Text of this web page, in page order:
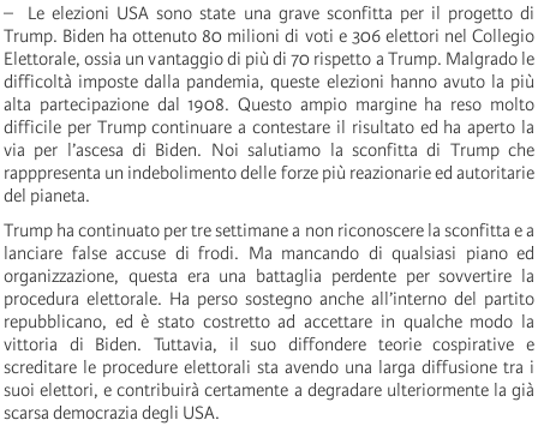
– Le elezioni USA sono state una grave sconfitta per il progetto di
Trump. Biden ha ottenuto 80 milioni di voti e 306 elettori nel Collegio
Elettorale, ossia un vantaggio di più di 70 rispetto a Trump. Malgrado le
difficoltà imposte dalla pandemia, queste elezioni hanno avuto la più
alta partecipazione dal 1908. Questo ampio margine ha reso molto
difficile per Trump continuare a contestare il risultato ed ha aperto la
via per l’ascesa di Biden. Noi salutiamo la sconfitta di Trump che
rapppresenta un indebolimento delle forze più reazionarie ed autoritarie
del pianeta.
Trump ha continuato per tre settimane a non riconoscere la sconfitta e a
lanciare false accuse di frodi. Ma mancando di qualsiasi piano ed
organizzazione, questa era una battaglia perdente per sovvertire la
procedura elettorale. Ha perso sostegno anche all’interno del partito
repubblicano, ed è stato costretto ad accettare in qualche modo la
vittoria di Biden. Tuttavia, il suo diffondere teorie cospirative e
screditare le procedure elettorali sta avendo una larga diffusione tra i
suoi elettori, e contribuirà certamente a degradare ulteriormente la già
scarsa democrazia degli USA.